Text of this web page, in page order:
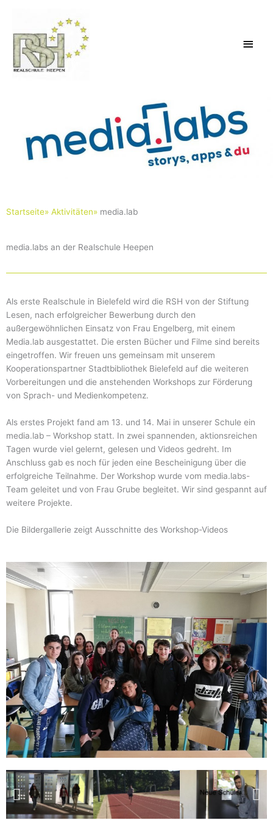
springen
Startseite» Aktivitäten» media.lab
media.labs an der Realschule Heepen
Als erste Realschule in Bielefeld wird die RSH von der Stiftung
Lesen, nach erfolgreicher Bewerbung durch den
außergewöhnlichen Einsatz von Frau Engelberg, mit einem
Media.lab ausgestattet. Die ersten Bücher und Filme sind bereits
eingetroffen. Wir freuen uns gemeinsam mit unserem
Kooperationspartner Stadtbibliothek Bielefeld auf die weiteren
Vorbereitungen und die anstehenden Workshops zur Förderung
von Sprach- und Medienkompetenz.
Als erstes Projekt fand am 13. und 14. Mai in unserer Schule ein
media.lab – Workshop statt. In zwei spannenden, aktionsreichen
Tagen wurde viel gelernt, gelesen und Videos gedreht. Im
Anschluss gab es noch für jeden eine Bescheinigung über die
erfolgreiche Teilnahme. Der Workshop wurde vom media.labs-
Team geleitet und von Frau Grube begleitet. Wir sind gespannt auf
weitere Projekte.
Die Bildergallerie zeigt Ausschnitte des Workshop-Videos